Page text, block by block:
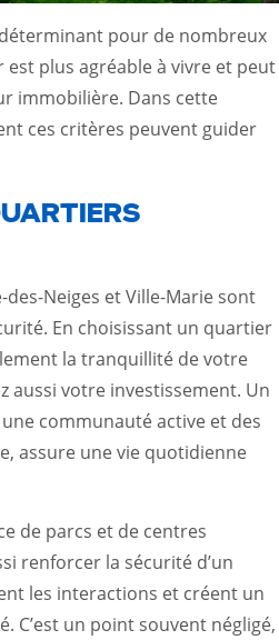
pour de nombreux
plus agréable à vivre et peut
immobilière. Dans cette
ces critères peuvent guider
Neiges et Ville-Marie sont
En choisissant un quartier
la tranquillité de votre
aussi votre investissement. Un
communauté active et des
assure une vie quotidienne
de parcs et de centres
renforcer la sécurité d’un
les interactions et créent un
C’est un point souvent négligé,